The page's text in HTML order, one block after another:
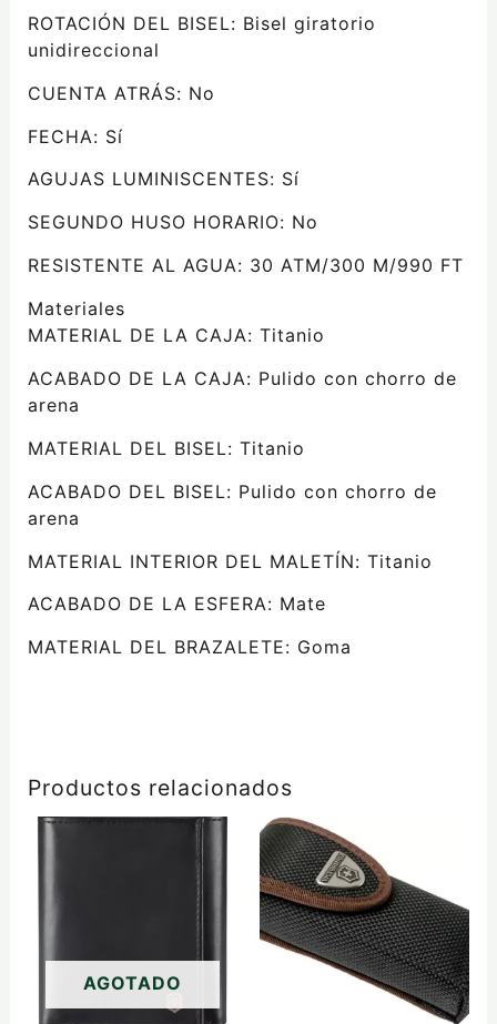
ROTACIÓN DEL BISEL: Bisel giratorio
unidireccional
CUENTA ATRÁS: No
FECHA: Sí
AGUJAS LUMINISCENTES: Sí
SEGUNDO HUSO HORARIO: No
RESISTENTE AL AGUA: 30 ATM/300 M/990 FT
Materiales
MATERIAL DE LA CAJA: Titanio
ACABADO DE LA CAJA: Pulido con chorro de
arena
MATERIAL DEL BISEL: Titanio
ACABADO DEL BISEL: Pulido con chorro de
arena
MATERIAL INTERIOR DEL MALETÍN: Titanio
ACABADO DE LA ESFERA: Mate
MATERIAL DEL BRAZALETE: Goma
Productos relacionados
AGOTADO